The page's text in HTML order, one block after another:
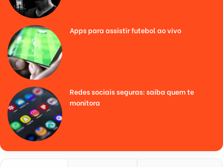
Apps para assistir futebol ao vivo
Redes sociais seguras: saiba quem te
monitora